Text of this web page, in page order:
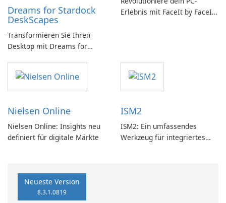
Dreams for Stardock
DeskScapes
Transformieren Sie Ihren
Desktop mit Dreams for
Erlebnis mit FaceIt by FaceIt
Nielsen Online
Nielsen Online: Insights neu
definiert für digitale Märkte
ISM2
ISM2: Ein umfassendes
Werkzeug für integriertes
Neueste Version
8.3.1.0819